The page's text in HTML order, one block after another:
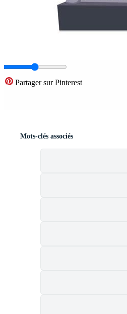
Partager sur Pinterest
Mots-clés associés